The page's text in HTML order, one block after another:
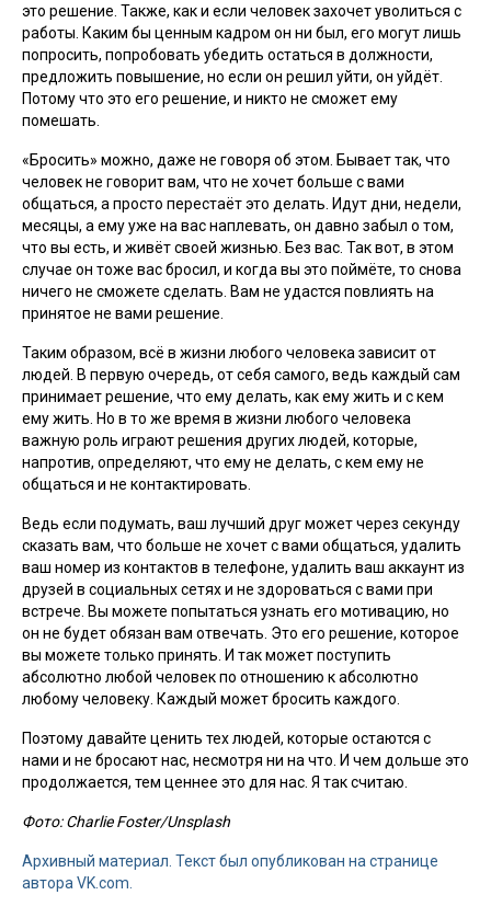
это решение. Также, как и если человек захочет уволиться с
работы. Каким бы ценным кадром он ни был, его могут лишь
попросить, попробовать убедить остаться в должности,
предложить повышение, но если он решил уйти, он уйдёт.
Потому что это его решение, и никто не сможет ему
помешать.
«Бросить» можно, даже не говоря об этом. Бывает так, что
человек не говорит вам, что не хочет больше с вами
общаться, а просто перестаёт это делать. Идут дни, недели,
месяцы, а ему уже на вас наплевать, он давно забыл о том,
что вы есть, и живёт своей жизнью. Без вас. Так вот, в этом
случае он тоже вас бросил, и когда вы это поймёте, то снова
ничего не сможете сделать. Вам не удастся повлиять на
принятое не вами решение.
Таким образом, всё в жизни любого человека зависит от
людей. В первую очередь, от себя самого, ведь каждый сам
принимает решение, что ему делать, как ему жить и с кем
ему жить. Но в то же время в жизни любого человека
важную роль играют решения других людей, которые,
напротив, определяют, что ему не делать, с кем ему не
общаться и не контактировать.
Ведь если подумать, ваш лучший друг может через секунду
сказать вам, что больше не хочет с вами общаться, удалить
ваш номер из контактов в телефоне, удалить ваш аккаунт из
друзей в социальных сетях и не здороваться с вами при
встрече. Вы можете попытаться узнать его мотивацию, но
он не будет обязан вам отвечать. Это его решение, которое
вы можете только принять. И так может поступить
абсолютно любой человек по отношению к абсолютно
любому человеку. Каждый может бросить каждого.
Поэтому давайте ценить тех людей, которые остаются с
нами и не бросают нас, несмотря ни на что. И чем дольше это
продолжается, тем ценнее это для нас. Я так считаю.
Фото: Charlie Foster/Unsplash
Архивный материал. Текст был опубликован на странице
автора VK.com.